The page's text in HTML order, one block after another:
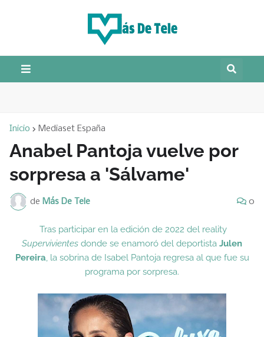
Inicio Mediaset España
Anabel Pantoja vuelve por
sorpresa a 'Sálvame'
de Más De Tele 0
Tras participar en la edición de 2022 del reality
Supervivientes donde se enamoró del deportista Julen
Pereira, la sobrina de Isabel Pantoja regresa al que fue su
programa por sorpresa.